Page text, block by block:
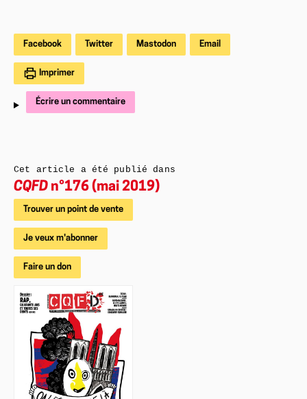
Facebook Twitter Mastodon Email
Imprimer
Écrire un commentaire
Cet article a été publié dans
CQFD n°176 (mai 2019)
Trouver un point de vente
Je veux m'abonner
Faire un don